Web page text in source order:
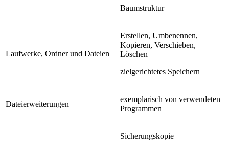
Baumstruktur
Laufwerke, Ordner und Dateien
Erstellen, Umbenennen,
Kopieren, Verschieben,
Löschen
zielgerichtetes Speichern
Dateierweiterungen
exemplarisch von verwendeten
Programmen
Sicherungskopie